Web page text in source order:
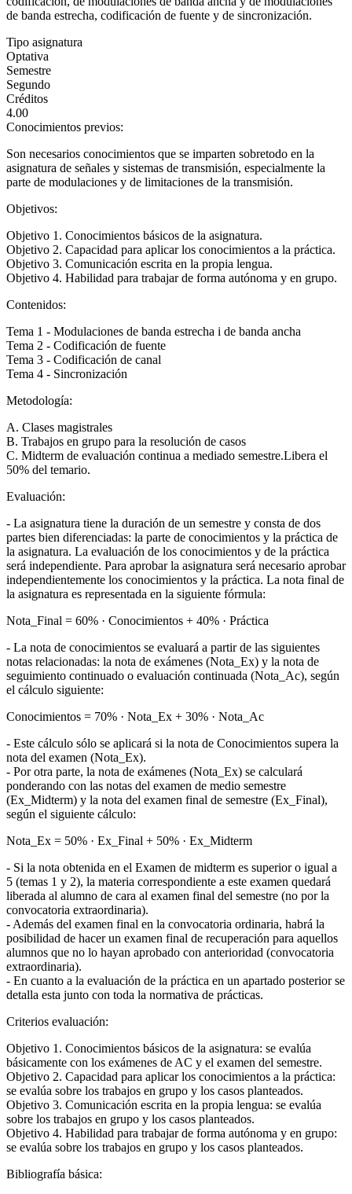
de banda estrecha, codificación de fuente y de sincronización.
Tipo asignatura
Optativa
Semestre
Segundo
Créditos
4.00
Conocimientos previos:
Son necesarios conocimientos que se imparten sobretodo en la
asignatura de señales y sistemas de transmisión, especialmente la
parte de modulaciones y de limitaciones de la transmisión.
Objetivos:
Objetivo 1. Conocimientos básicos de la asignatura.
Objetivo 2. Capacidad para aplicar los conocimientos a la práctica.
Objetivo 3. Comunicación escrita en la propia lengua.
Objetivo 4. Habilidad para trabajar de forma autónoma y en grupo.
Contenidos:
Tema 1 - Modulaciones de banda estrecha i de banda ancha
Tema 2 - Codificación de fuente
Tema 3 - Codificación de canal
Tema 4 - Sincronización
Metodología:
A. Clases magistrales
B. Trabajos en grupo para la resolución de casos
C. Midterm de evaluación continua a mediado semestre.Libera el
50% del temario.
Evaluación:
- La asignatura tiene la duración de un semestre y consta de dos
partes bien diferenciadas: la parte de conocimientos y la práctica de
la asignatura. La evaluación de los conocimientos y de la práctica
será independiente. Para aprobar la asignatura será necesario aprobar
independientemente los conocimientos y la práctica. La nota final de
la asignatura es representada en la siguiente fórmula:
Nota_Final = 60% · Conocimientos + 40% · Práctica
- La nota de conocimientos se evaluará a partir de las siguientes
notas relacionadas: la nota de exámenes (Nota_Ex) y la nota de
seguimiento continuado o evaluación continuada (Nota_Ac), según
el cálculo siguiente:
Conocimientos = 70% · Nota_Ex + 30% · Nota_Ac
- Este cálculo sólo se aplicará si la nota de Conocimientos supera la
nota del examen (Nota_Ex).
- Por otra parte, la nota de exámenes (Nota_Ex) se calculará
ponderando con las notas del examen de medio semestre
(Ex_Midterm) y la nota del examen final de semestre (Ex_Final),
según el siguiente cálculo:
Nota_Ex = 50% · Ex_Final + 50% · Ex_Midterm
- Si la nota obtenida en el Examen de midterm es superior o igual a
5 (temas 1 y 2), la materia correspondiente a este examen quedará
liberada al alumno de cara al examen final del semestre (no por la
convocatoria extraordinaria).
- Además del examen final en la convocatoria ordinaria, habrá la
posibilidad de hacer un examen final de recuperación para aquellos
alumnos que no lo hayan aprobado con anterioridad (convocatoria
extraordinaria).
- En cuanto a la evaluación de la práctica en un apartado posterior se
detalla esta junto con toda la normativa de prácticas.
Criterios evaluación:
Objetivo 1. Conocimientos básicos de la asignatura: se evalúa
básicamente con los exámenes de AC y el examen del semestre.
Objetivo 2. Capacidad para aplicar los conocimientos a la práctica:
se evalúa sobre los trabajos en grupo y los casos planteados.
Objetivo 3. Comunicación escrita en la propia lengua: se evalúa
sobre los trabajos en grupo y los casos planteados.
Objetivo 4. Habilidad para trabajar de forma autónoma y en grupo:
se evalúa sobre los trabajos en grupo y los casos planteados.
Bibliografía básica: